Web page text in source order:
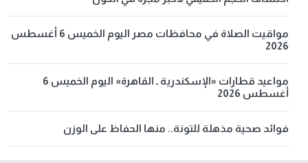
مواقيت الصلاة في محافظات مصر اليوم الخميس 6 أغسطس
2026
مواعيد قطارات «الإسكندرية ـ القاهرة» اليوم الخميس 6
أغسطس 2026
فوائد صحية مذهلة للتونة.. منها الحفاظ على الوزن